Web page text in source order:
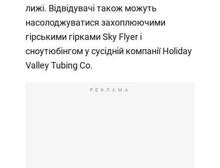
лижі. Відвідувачі також можуть
насолоджуватися захоплюючими
гірськими гірками Sky Flyer і
сноутюбінгом у сусідній компанії Holiday
Valley Tubing Co.
РЕКЛАМА